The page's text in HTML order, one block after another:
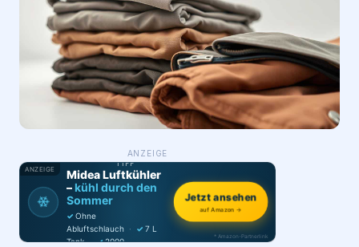
Login
Firma eintragen
ANZEIGE
ANZEIGE
❄
PRODUKT-
TIPP
Midea Luftkühler
–kühl durch den
Sommer
✓ Ohne
Abluftschlauch · ✓ 7 L
Tank · ✓2000
Jetzt ansehen
auf Amazon →
* Amazon-Partnerlink